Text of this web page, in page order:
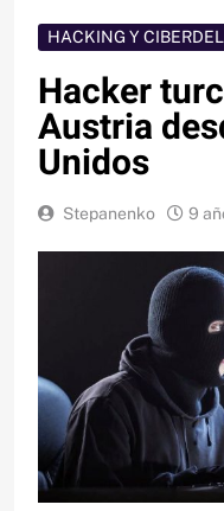
HACKING Y
Hacker
Austria
Unidos
Stepanenko 9